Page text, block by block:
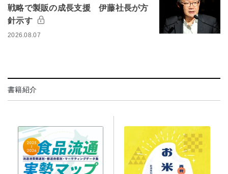
戦略で製販の成長支援 伊藤社長が方
針示す
2026.08.07
書籍紹介